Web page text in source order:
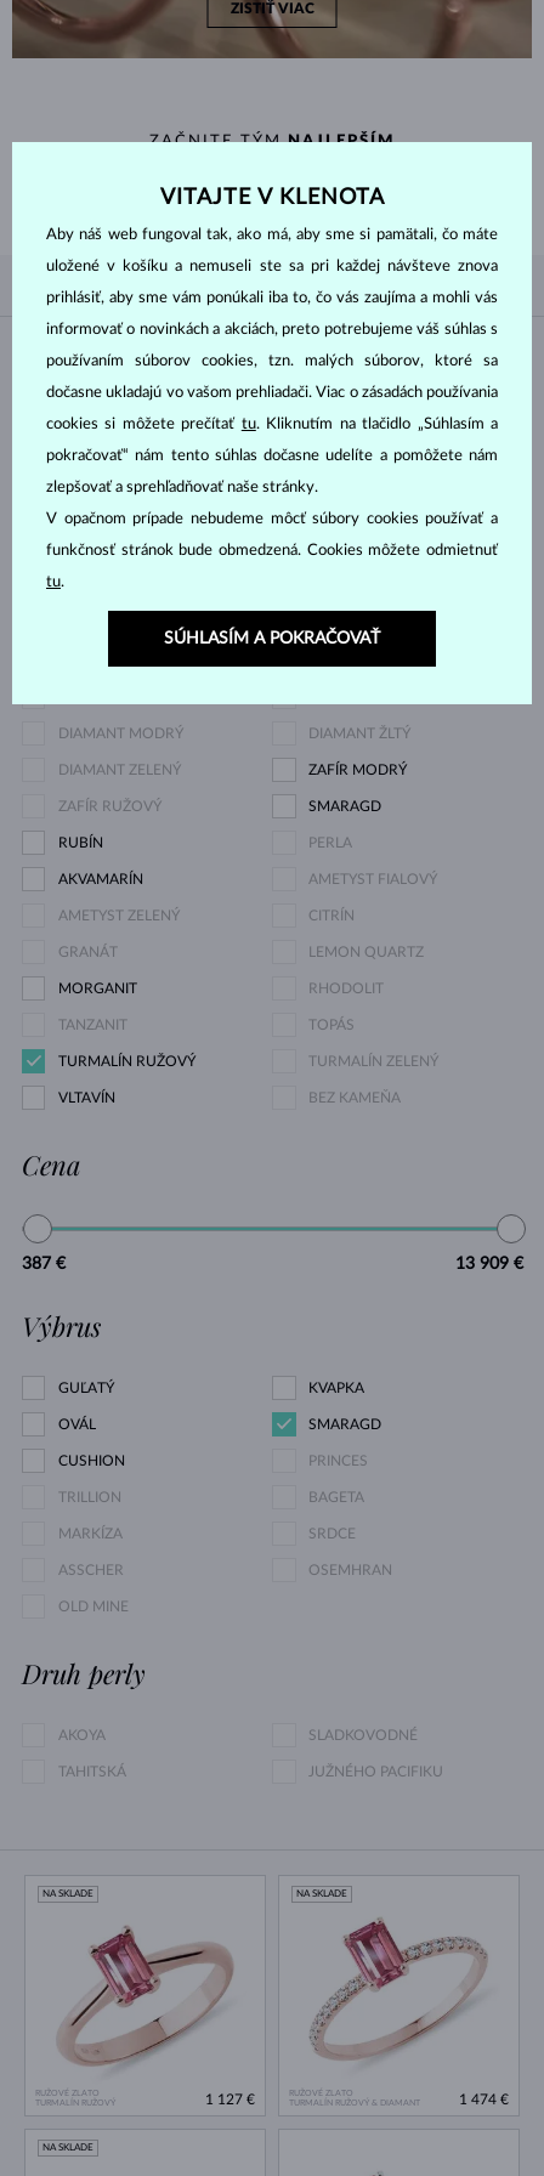
ZISTIŤ VIAC
ZAČNITE TÝMNAJLEPŠÍM
nadčasového aj klasického dizajnu.
Materiál
BIELE ZLATO ŽLTÉ ZLATO
RUŽOVÉ ZLATO
Drahokam
DIAMANT
DIAMANT LAB GROWN DIAMANT LAB GROWN
DIAMANT MODRÝ DIAMANT ŽLTÝ
DIAMANT ZELENÝ ZAFÍR MODRÝ
ZAFÍR RUŽOVÝ SMARAGD
RUBÍN PERLA
AKVAMARÍN AMETYST FIALOVÝ
AMETYST ZELENÝ CITRÍN
GRANÁT LEMON QUARTZ
MORGANIT RHODOLIT
TANZANIT TOPÁS
TURMALÍN RUŽOVÝ TURMALÍN ZELENÝ
VLTAVÍN BEZ KAMEŇA
Cena
387 € 13 909 €
Výbrus
GUĽATÝ KVAPKA
OVÁL SMARAGD
CUSHION PRINCES
TRILLION BAGETA
MARKÍZA SRDCE
ASSCHER OSEMHRAN
OLD MINE
Druh perly
AKOYA SLADKOVODNÉ
TAHITSKÁ JUŽNÉHO PACIFIKU
RUŽOVÉ ZLATO
TURMALÍN RUŽOVÝ
NA SKLADE
1 127 €
RUŽOVÉ ZLATO
TURMALÍN RUŽOVÝ & DIAMANT
NA SKLADE
1 474 €
NA SKLADE
VITAJTE V KLENOTA
Aby náš web fungoval tak, ako má, aby sme si pamätali, čo máte
uložené v košíku a nemuseli ste sa pri každej návšteve znova
prihlásiť, aby sme vám ponúkali iba to, čo vás zaujíma a mohli vás
informovať o novinkách a akciách, preto potrebujeme váš súhlas s
používaním súborov cookies, tzn. malých súborov, ktoré sa
dočasne ukladajú vo vašom prehliadači. Viac o zásadách používania
cookies si môžete prečítať tu. Kliknutím na tlačidlo „Súhlasím a
pokračovať“ nám tento súhlas dočasne udelíte a pomôžete nám
zlepšovať a sprehľadňovať naše stránky.
V opačnom prípade nebudeme môcť súbory cookies používať a
funkčnosť stránok bude obmedzená. Cookies môžete odmietnuť
tu.
SÚHLASÍM A POKRAČOVAŤ